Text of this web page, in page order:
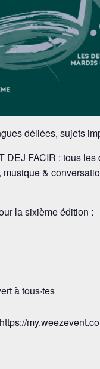
déliées, sujets
DEJ FACIR : tous
musique &
la sixième édition :
à tous·tes